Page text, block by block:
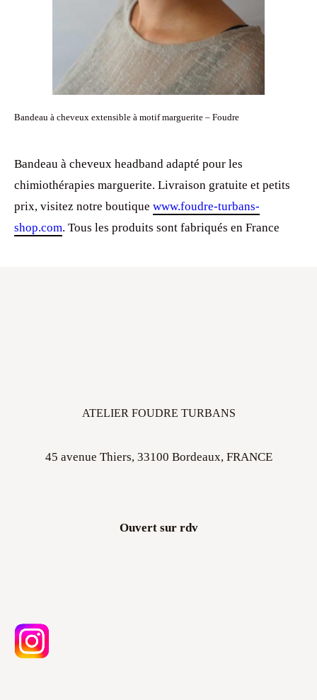
Bandeau à cheveux extensible à motif marguerite – Foudre
Bandeau à cheveux headband adapté pour les
chimiothérapies marguerite. Livraison gratuite et petits
prix, visitez notre boutique www.foudre-turbans-
shop.com. Tous les produits sont fabriqués en France
ATELIER FOUDRE TURBANS
45 avenue Thiers, 33100 Bordeaux, FRANCE
Ouvert sur rdv